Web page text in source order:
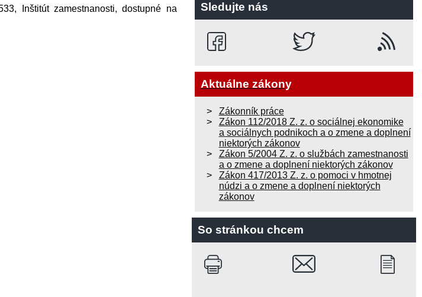
Inštitút zamestnanosti, dostupné na
Sledujte nás
Aktuálne zákony
Zákonník práce
Zákon 112/2018 Z. z. o sociálnej ekonomike
a sociálnych podnikoch a o zmene a doplnení
niektorých zákonov
Zákon 5/2004 Z. z. o službách zamestnanosti
a o zmene a doplnení niektorých zákonov
Zákon 417/2013 Z. z. o pomoci v hmotnej
núdzi a o zmene a doplnení niektorých
zákonov
So stránkou chcem